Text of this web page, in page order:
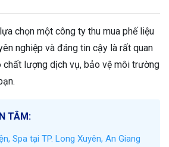
chọn một công ty thu mua phế liệu
nghiệp và đáng tin cậy là rất quan
chất lượng dịch vụ, bảo vệ môi trường
TÂM:
Spa tại TP. Long Xuyên, An Giang